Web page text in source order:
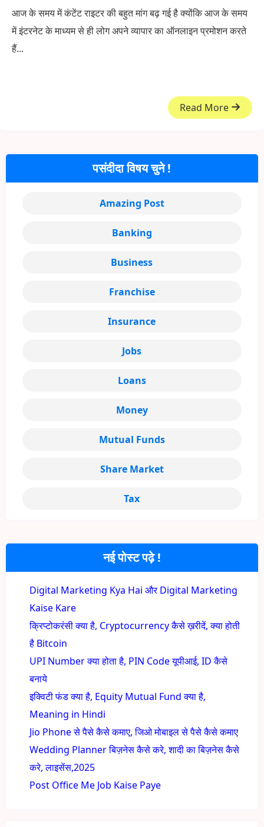
आज के समय में कंटेंट राइटर की बहुत मांग बढ़ गई है क्योंकि आज के समय
में इंटरनेट के माध्यम से ही लोग अपने व्यापार का ऑनलाइन प्रमोशन करते
हैं...
Read More
नई पोस्ट पढ़े !
Digital Marketing Kya Hai और Digital Marketing
Kaise Kare
क्रिप्टोकरंसी क्या है, Cryptocurrency कैसे ख़रीदें, क्या होती
है Bitcoin
UPI Number क्या होता है, PIN Code यूपीआई, ID कैसे
बनाये
इक्विटी फंड क्या है, Equity Mutual Fund क्या है,
Meaning in Hindi
Jio Phone से पैसे कैसे कमाए, जिओ मोबाइल से पैसे कैसे कमाए
Wedding Planner बिज़नेस कैसे करे, शादी का बिज़नेस कैसे
करे, लाइसेंस,2025
Post Office Me Job Kaise Paye
पसंदीदा विषय चुने !
Amazing Post
Banking
Business
Franchise
Insurance
Jobs
Loans
Money
Mutual Funds
Share Market
Tax